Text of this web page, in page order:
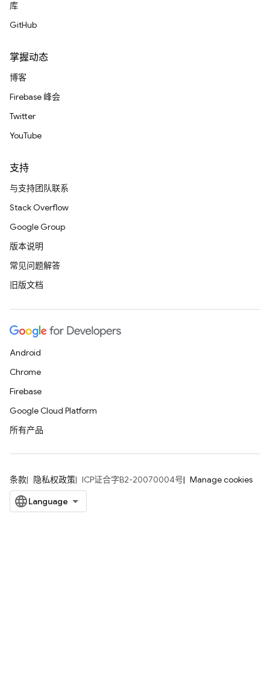
库
GitHub
掌握动态
博客
Firebase 峰会
Twitter
YouTube
支持
与支持团队联系
Stack Overflow
Google Group
版本说明
常见问题解答
旧版文档
Android
Chrome
Firebase
Google Cloud Platform
所有产品
条款 隐私权政策 ICP证合字B2-20070004号 Manage cookies